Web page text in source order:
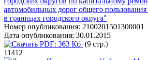
автомобильных дорог общего пользования
в границах городского округа"
Номер опубликования: 2100201501300001
Дата опубликования: 30.01.2015
PDF: 363 Кб (9 стр.)
11412